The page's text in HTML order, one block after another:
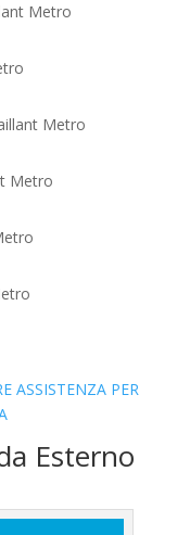
Metro
Metro
Metro
ASSISTENZA PER
Esterno